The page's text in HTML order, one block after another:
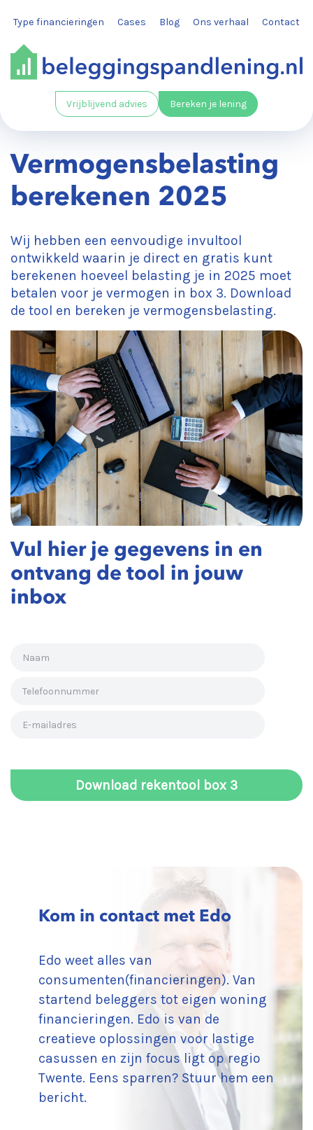
Type financieringen Cases Blog Ons verhaal Contact
Vrijblijvend advies Bereken je lening
Vermogensbelasting
berekenen 2025
Wij hebben een eenvoudige invultool
ontwikkeld waarin je direct en gratis kunt
berekenen hoeveel belasting je in 2025 moet
betalen voor je vermogen in box 3. Download
de tool en bereken je vermogensbelasting.
Vul hier je gegevens in en
ontvang de tool in jouw
inbox
Kom in contact met Edo
Edo weet alles van
consumenten(financieringen). Van
startend beleggers tot eigen woning
financieringen. Edo is van de
creatieve oplossingen voor lastige
casussen en zijn focus ligt op regio
Twente. Eens sparren? Stuur hem een
bericht.